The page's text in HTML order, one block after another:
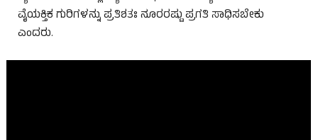
ವೈಯಕ್ತಿಕ ಗುರಿಗಳನ್ನು ಪ್ರತಿಶತಃ ನೂರರಷ್ಟು ಪ್ರಗತಿ ಸಾಧಿಸಬೇಕು
ಎಂದರು.